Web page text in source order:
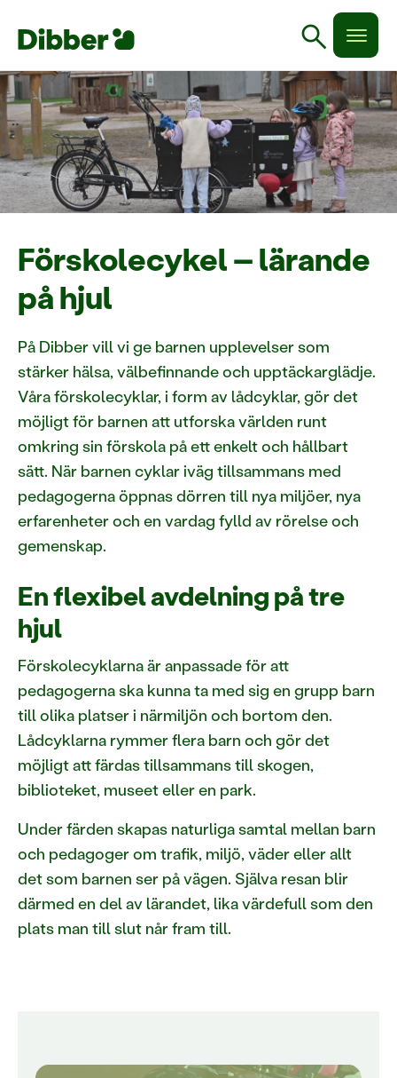
search
Förskolecykel – lärande
på hjul
På Dibber vill vi ge barnen upplevelser som
stärker hälsa, välbefinnande och upptäckarglädje.
Våra förskolecyklar, i form av lådcyklar, gör det
möjligt för barnen att utforska världen runt
omkring sin förskola på ett enkelt och hållbart
sätt. När barnen cyklar iväg tillsammans med
pedagogerna öppnas dörren till nya miljöer, nya
erfarenheter och en vardag fylld av rörelse och
gemenskap.
En flexibel avdelning på tre
hjul
Förskolecyklarna är anpassade för att
pedagogerna ska kunna ta med sig en grupp barn
till olika platser i närmiljön och bortom den.
Lådcyklarna rymmer flera barn och gör det
möjligt att färdas tillsammans till skogen,
biblioteket, museet eller en park.
Under färden skapas naturliga samtal mellan barn
och pedagoger om trafik, miljö, väder eller allt
det som barnen ser på vägen. Själva resan blir
därmed en del av lärandet, lika värdefull som den
plats man till slut når fram till.